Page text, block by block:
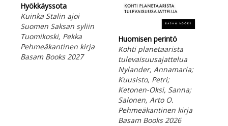
Hyökkäyssota
Kuinka Stalin ajoi
Suomen Saksan syliin
Tuomikoski, Pekka
Pehmeäkantinen kirja
Basam Books 2027
Huomisen perintö
Kohti planetaarista
tulevaisuusajattelua
Nylander, Annamaria;
Kuusisto, Petri;
Ketonen-Oksi, Sanna;
Salonen, Arto O.
Pehmeäkantinen kirja
Basam Books 2026